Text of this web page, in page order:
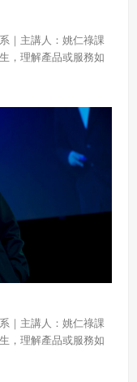
｜主講人：姚仁祿課
，理解產品或服務如
目的。課程涵蓋設
行銷與人類現在與未
、設計、品牌與市場
、育、樂的個案研究
與行銷領域。
｜主講人：姚仁祿課
，理解產品或服務如
目的。課程涵蓋設
行銷與人類現在與未